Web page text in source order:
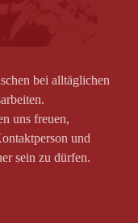
bei alltäglichen
uns freuen,
und
sein zu dürfen.